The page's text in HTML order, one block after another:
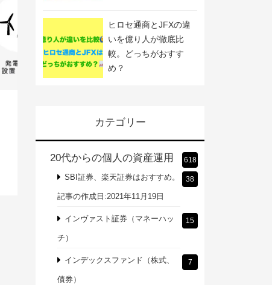
ヒロセ通商とJFXの違
いを億り人が徹底比
較。どっちがおすす
め？
カテゴリー
20代からの個人の資産運用 618
SBI証券、楽天証券はおすすめ。
記事の作成日:2021年11月19日
38
インヴァスト証券（マネーハッ
チ）
15
インデックスファンド（株式、
債券）
7